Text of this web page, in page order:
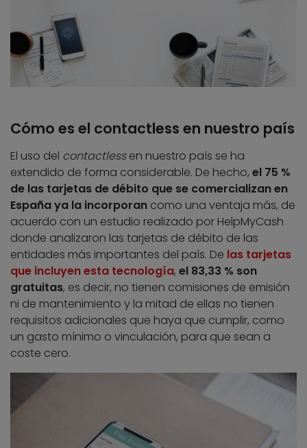
Cómo es el contactless en nuestro país
El uso del contactlessen nuestro país se ha
extendido de forma considerable. De hecho, el 75 %
de las tarjetas de débito que se comercializan en
España ya la incorporan como una ventaja más, de
acuerdo con un estudio realizado por HelpMyCash
donde analizaron las tarjetas de débito de las
entidades más importantes del país. De las tarjetas
que incluyen esta tecnología, el 83,33 % son
gratuitas, es decir, no tienen comisiones de emisión
ni de mantenimiento y la mitad de ellas no tienen
requisitos adicionales que haya que cumplir, como
un gasto mínimo o vinculación, para que sean a
coste cero.